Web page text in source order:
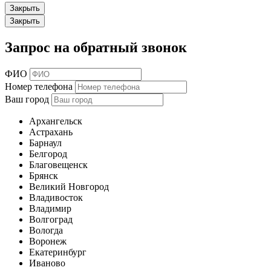
Закрыть
Закрыть
Запрос на обратный звонок
ФИО
Номер телефона
Ваш город
Архангельск
Астрахань
Барнаул
Белгород
Благовещенск
Брянск
Великий Новгород
Владивосток
Владимир
Волгоград
Вологда
Воронеж
Екатеринбург
Иваново